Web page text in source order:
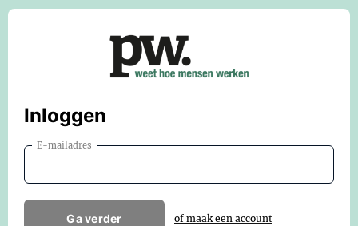
Inloggen
E-mailadres
Ga verder of maak een account